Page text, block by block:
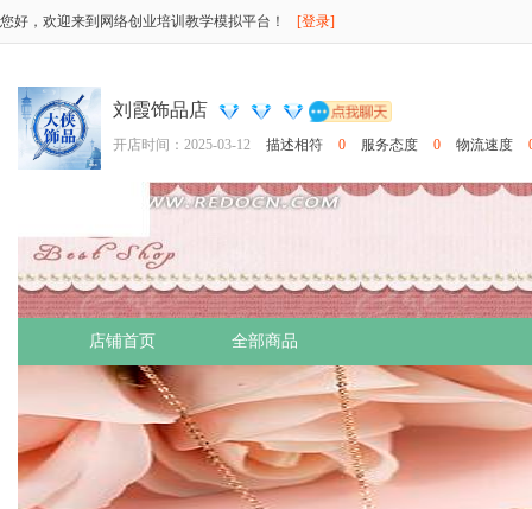
您好，欢迎来到网络创业培训教学模拟平台！ [登录]
刘霞饰品店
开店时间：2025-03-12 描述相符 0 服务态度 0 物流速度
店铺首页 全部商品